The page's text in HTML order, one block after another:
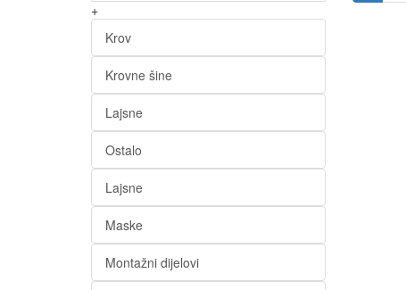
+
Krov
Krovne šine
Lajsne
Ostalo
Lajsne
Maske
Montažni dijelovi